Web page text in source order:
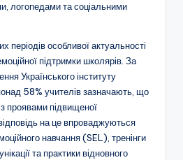
логопедами та соціальними
періодів особливої актуальності
підтримки школярів. За
Українського інституту
58% учителів зазначають, що
проявами підвищеної
на це впроваджуються
навчання (SEL), тренінги
та практики відновного